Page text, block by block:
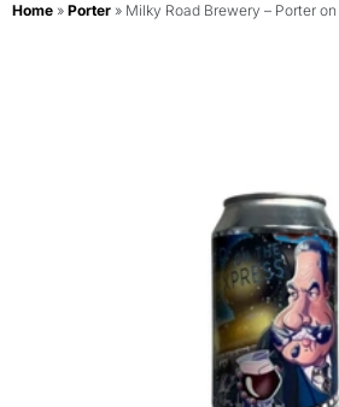
Home » Porter » Milky Road Brewery – Porter